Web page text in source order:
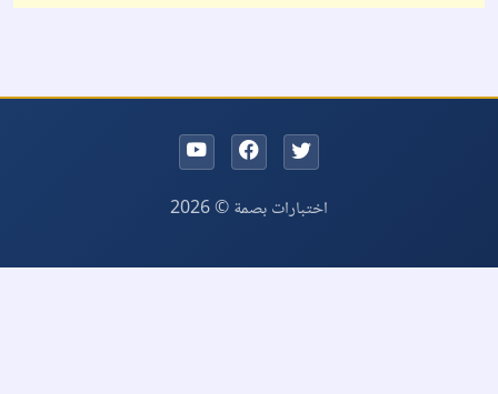
اختبارات بصمة © 2026